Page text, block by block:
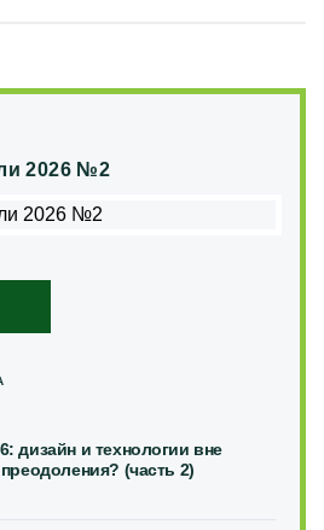
2026 №2
дизайн и технологии вне
(часть 2)